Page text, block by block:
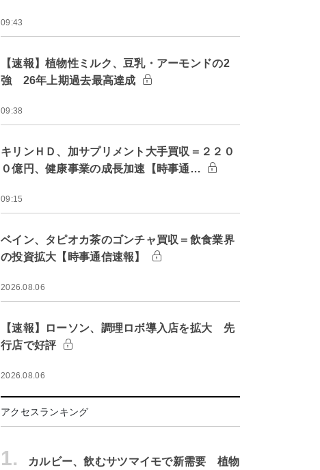
09:43
【速報】植物性ミルク、豆乳・アーモンドの2
強 26年上期過去最高達成
09:38
キリンＨＤ、加サプリメント大手買収＝２２０
０億円、健康事業の成長加速【時事通…
09:15
ベイン、タピオカ茶のゴンチャ買収＝飲食業界
の投資拡大【時事通信速報】
2026.08.06
【速報】ローソン、調理ロボ導入店を拡大 先
行店で好評
2026.08.06
アクセスランキング
1.
カルビー、飲むサツマイモで新需要 植物